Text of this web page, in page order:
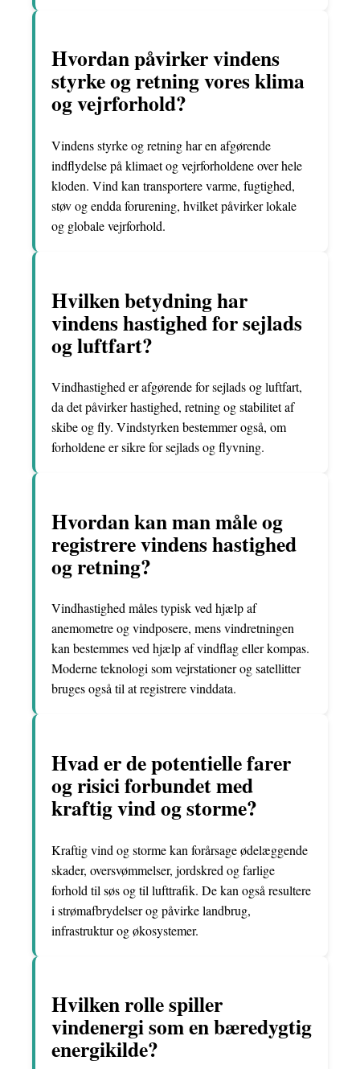
Hvordan påvirker vindens
styrke og retning vores klima
og vejrforhold?
Vindens styrke og retning har en afgørende
indflydelse på klimaet og vejrforholdene over hele
kloden. Vind kan transportere varme, fugtighed,
støv og endda forurening, hvilket påvirker lokale
og globale vejrforhold.
Hvilken betydning har
vindens hastighed for sejlads
og luftfart?
Vindhastighed er afgørende for sejlads og luftfart,
da det påvirker hastighed, retning og stabilitet af
skibe og fly. Vindstyrken bestemmer også, om
forholdene er sikre for sejlads og flyvning.
Hvordan kan man måle og
registrere vindens hastighed
og retning?
Vindhastighed måles typisk ved hjælp af
anemometre og vindposere, mens vindretningen
kan bestemmes ved hjælp af vindflag eller kompas.
Moderne teknologi som vejrstationer og satellitter
bruges også til at registrere vinddata.
Hvad er de potentielle farer
og risici forbundet med
kraftig vind og storme?
Kraftig vind og storme kan forårsage ødelæggende
skader, oversvømmelser, jordskred og farlige
forhold til søs og til lufttrafik. De kan også resultere
i strømafbrydelser og påvirke landbrug,
infrastruktur og økosystemer.
Hvilken rolle spiller
vindenergi som en bæredygtig
energikilde?